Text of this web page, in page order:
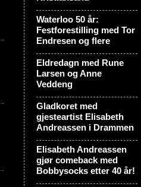
Waterloo 50 år:
Festforestilling med Tor
Endresen og flere
Eldredagn med Rune
Larsen og Anne
Veddeng
Gladkoret med
gjesteartist Elisabeth
Andreassen i Drammen
Elisabeth Andreassen
gjør comeback med
Bobbysocks etter 40 år!